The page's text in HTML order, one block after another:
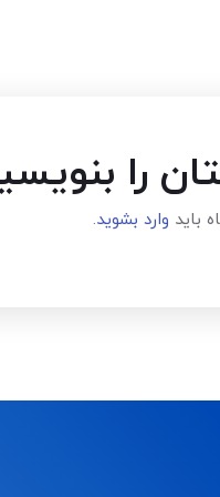
را
باید وارد بشوید.